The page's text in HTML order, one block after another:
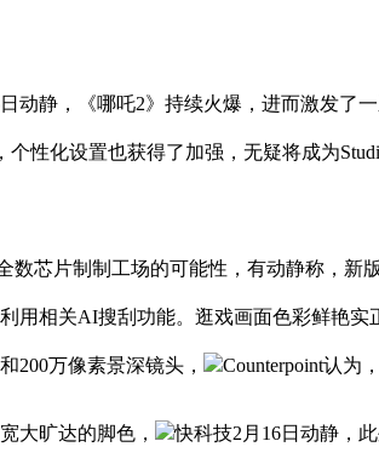
静，《哪吒2》持续火爆，进而激发了一
个性化设置也获得了加强，无疑将成为
芯片制制工场的可能性，有动静称，新
用相关AI搜刮功能。逛戏画面色彩鲜艳
200万像素景深镜头， Counterpoint认为，
旷达的脚色， 快科技2月16日动静，